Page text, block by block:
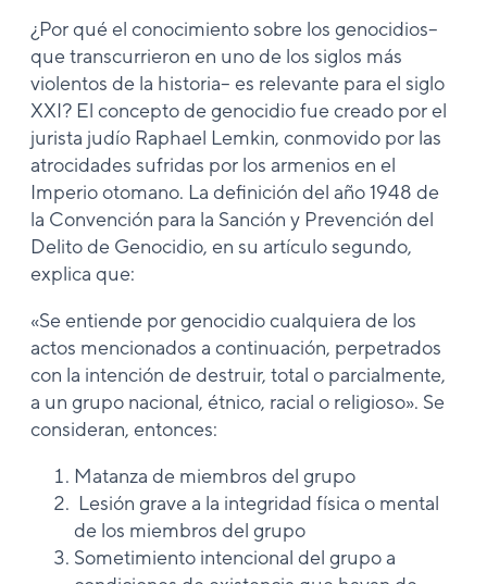
¿Por qué el conocimiento sobre los genocidios–
que transcurrieron en uno de los siglos más
violentos de la historia– es relevante para el siglo
XXI? El concepto de genocidio fue creado por el
jurista judío Raphael Lemkin, conmovido por las
atrocidades sufridas por los armenios en el
Imperio otomano. La definición del año 1948 de
la Convención para la Sanción y Prevención del
Delito de Genocidio, en su artículo segundo,
explica que:
«Se entiende por genocidio cualquiera de los
actos mencionados a continuación, perpetrados
con la intención de destruir, total o parcialmente,
a un grupo nacional, étnico, racial o religioso». Se
consideran, entonces:
Matanza de miembros del grupo
Lesión grave a la integridad física o mental
de los miembros del grupo
Sometimiento intencional del grupo a